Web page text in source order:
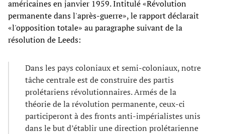
américaines en janvier 1959. Intitulé «Révolution
permanente dans l'après-guerre», le rapport déclarait
«l'opposition totale» au paragraphe suivant de la
résolution de Leeds:
Dans les pays coloniaux et semi-coloniaux, notre
tâche centrale est de construire des partis
prolétariens révolutionnaires. Armés de la
théorie de la révolution permanente, ceux-ci
participeront à des fronts anti-impérialistes unis
dans le but d’établir une direction prolétarienne